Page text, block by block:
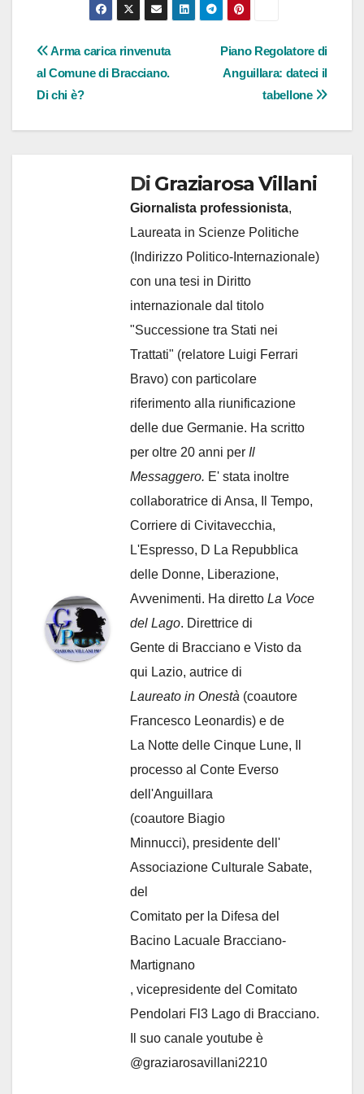
Navigazione
articoli
Piano Regolatore di
Anguillara: dateci il
tabellone
Arma carica rinvenuta
al Comune di Bracciano.
Di chi è?
Di Graziarosa Villani
Giornalista professionista,
Laureata in Scienze Politiche
(Indirizzo Politico-Internazionale)
con una tesi in Diritto
internazionale dal titolo
"Successione tra Stati nei
Trattati" (relatore Luigi Ferrari
Bravo) con particolare
riferimento alla riunificazione
delle due Germanie. Ha scritto
per oltre 20 anni per Il
Messaggero. E' stata inoltre
collaboratrice di Ansa, Il Tempo,
Corriere di Civitavecchia,
L'Espresso, D La Repubblica
delle Donne, Liberazione,
Avvenimenti. Ha diretto La Voce
del Lago. Direttrice di
Gente di Bracciano e Visto da
qui Lazio, autrice di
Laureato in Onestà (coautore
Francesco Leonardis) e de
La Notte delle Cinque Lune, Il
processo al Conte Everso
dell'Anguillara
(coautore Biagio
Minnucci), presidente dell'
Associazione Culturale Sabate,
del
Comitato per la Difesa del
Bacino Lacuale Bracciano-
Martignano
, vicepresidente del Comitato
Pendolari Fl3 Lago di Bracciano.
Il suo canale youtube è
@graziarosavillani2210